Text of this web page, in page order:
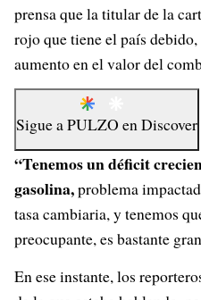
prensa que la titular de la
rojo que tiene el país
aumento en el valor del
Sigue aPULZO enDiscover
“Tenemos un déficit
gasolina,problema
tasa cambiaria, y tenemos
preocupante, es bastante
En ese instante, los